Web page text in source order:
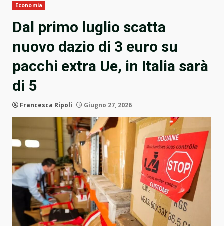
Economia
Dal primo luglio scatta
nuovo dazio di 3 euro su
pacchi extra Ue, in Italia sarà
di 5
Francesca Ripoli Giugno 27, 2026